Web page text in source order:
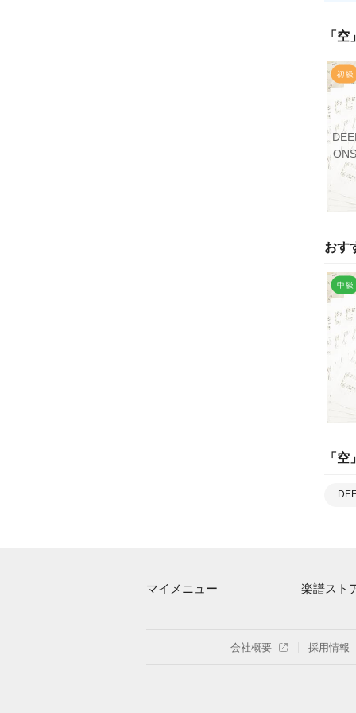
「 空
おす
「 空
マイメニュー
ログイン / 会員登録（無料）
楽譜スト
楽曲一覧
会社概要 採用情報